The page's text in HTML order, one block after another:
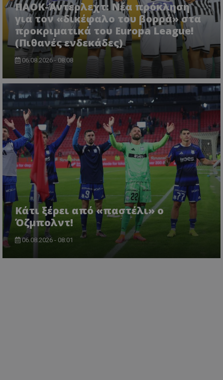
ΠΑΟΚ-Άντερλεχτ: Νέα πρόκληση
για τον «δικέφαλο του βορρά» στα
προκριματικά του Europa League!
(Πιθανές ενδεκάδες)
06.08.2026 - 08:08
Κάτι ξέρει από «παστέλι» ο
Όζμπολντ!
06.08.2026 - 08:01